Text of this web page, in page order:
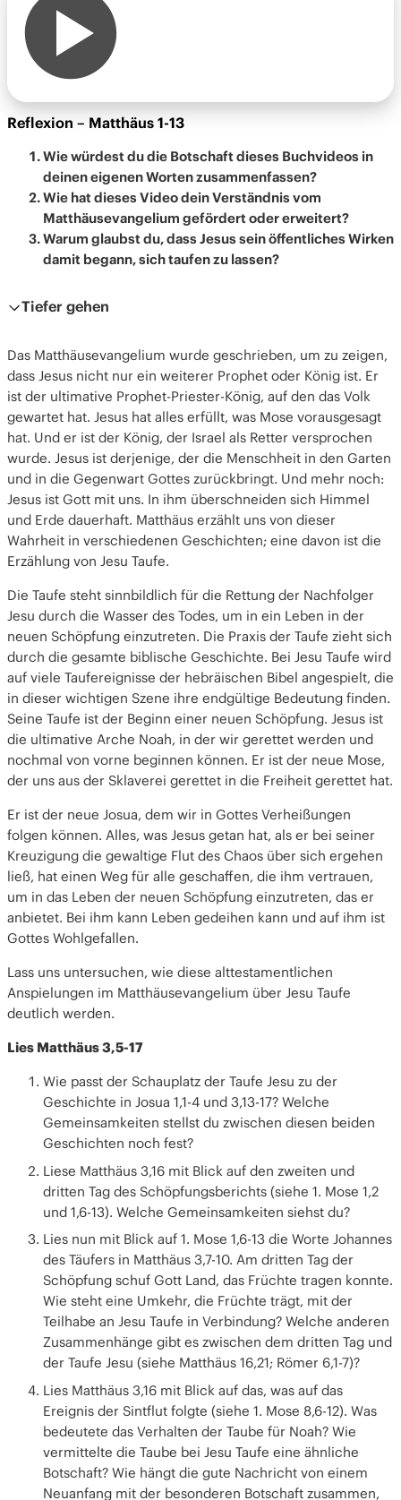
Umfrage – wir benötigen dein Feedback
Reflexion – Matthäus 1-13
Wie würdest du die Botschaft dieses Buchvideos in
deinen eigenen Worten zusammenfassen?
Wie hat dieses Video dein Verständnis vom
Matthäusevangelium gefördert oder erweitert?
Warum glaubst du, dass Jesus sein öffentliches Wirken
damit begann, sich taufen zu lassen?
Tiefer gehen
Das Matthäusevangelium wurde geschrieben, um zu zeigen,
dass Jesus nicht nur ein weiterer Prophet oder König ist. Er
ist der ultimative Prophet-Priester-König, auf den das Volk
gewartet hat. Jesus hat alles erfüllt, was Mose vorausgesagt
hat. Und er ist der König, der Israel als Retter versprochen
wurde. Jesus ist derjenige, der die Menschheit in den Garten
und in die Gegenwart Gottes zurückbringt. Und mehr noch:
Jesus ist Gott mit uns. In ihm überschneiden sich Himmel
und Erde dauerhaft. Matthäus erzählt uns von dieser
Wahrheit in verschiedenen Geschichten; eine davon ist die
Erzählung von Jesu Taufe.
Die Taufe steht sinnbildlich für die Rettung der Nachfolger
Jesu durch die Wasser des Todes, um in ein Leben in der
neuen Schöpfung einzutreten. Die Praxis der Taufe zieht sich
durch die gesamte biblische Geschichte. Bei Jesu Taufe wird
auf viele Taufereignisse der hebräischen Bibel angespielt, die
in dieser wichtigen Szene ihre endgültige Bedeutung finden.
Seine Taufe ist der Beginn einer neuen Schöpfung. Jesus ist
die ultimative Arche Noah, in der wir gerettet werden und
nochmal von vorne beginnen können. Er ist der neue Mose,
der uns aus der Sklaverei gerettet in die Freiheit gerettet hat.
Er ist der neue Josua, dem wir in Gottes Verheißungen
folgen können. Alles, was Jesus getan hat, als er bei seiner
Kreuzigung die gewaltige Flut des Chaos über sich ergehen
ließ, hat einen Weg für alle geschaffen, die ihm vertrauen,
um in das Leben der neuen Schöpfung einzutreten, das er
anbietet. Bei ihm kann Leben gedeihen kann und auf ihm ist
Gottes Wohlgefallen.
Lass uns untersuchen, wie diese alttestamentlichen
Anspielungen im Matthäusevangelium über Jesu Taufe
deutlich werden.
Lies Matthäus 3,5-17
Wie passt der Schauplatz der Taufe Jesu zu der
Geschichte in Josua 1,1-4 und 3,13-17? Welche
Gemeinsamkeiten stellst du zwischen diesen beiden
Geschichten noch fest?
Liese Matthäus 3,16 mit Blick auf den zweiten und
dritten Tag des Schöpfungsberichts (siehe 1. Mose 1,2
und 1,6-13). Welche Gemeinsamkeiten siehst du?
Lies nun mit Blick auf 1. Mose 1,6-13 die Worte Johannes
des Täufers in Matthäus 3,7-10. Am dritten Tag der
Schöpfung schuf Gott Land, das Früchte tragen konnte.
Wie steht eine Umkehr, die Früchte trägt, mit der
Teilhabe an Jesu Taufe in Verbindung? Welche anderen
Zusammenhänge gibt es zwischen dem dritten Tag und
der Taufe Jesu (siehe Matthäus 16,21; Römer 6,1-7)?
Lies Matthäus 3,16 mit Blick auf das, was auf das
Ereignis der Sintflut folgte (siehe 1. Mose 8,6-12). Was
bedeutete das Verhalten der Taube für Noah? Wie
vermittelte die Taube bei Jesu Taufe eine ähnliche
Botschaft? Wie hängt die gute Nachricht von einem
Neuanfang mit der besonderen Botschaft zusammen,